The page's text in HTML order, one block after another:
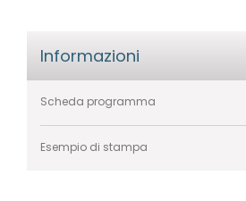
Informazioni
Scheda programma
Esempio di stampa